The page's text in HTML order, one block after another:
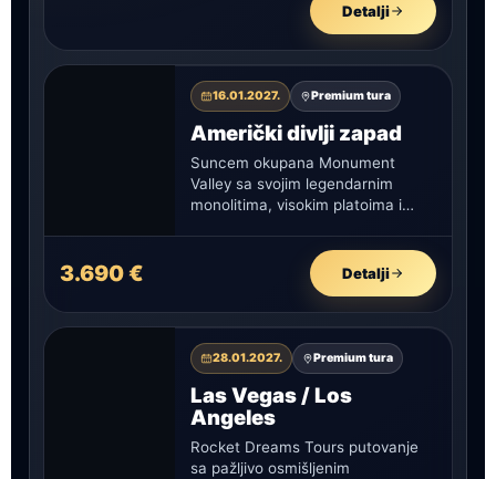
Detalji
16.01.2027. Premium tura
Američki divlji zapad
Suncem okupana Monument
Valley sa svojim legendarnim
monolitima, visokim platoima i
proteže se duž granice između
3.690 € Detalji
28.01.2027. Premium tura
Las Vegas / Los
Angeles
Rocket Dreams Tours putovanje
sa pažljivo osmišljenim